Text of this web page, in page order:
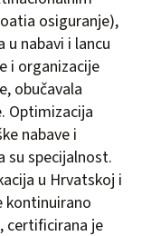
osiguranje),
nabavi i lancu
i organizacije
obučavala
Optimizacija
nabave i
su specijalnost.
u Hrvatskoj i
kontinuirano
certificirana je